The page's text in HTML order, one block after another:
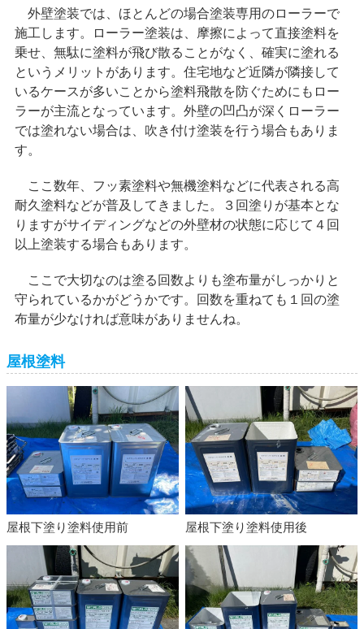
外壁塗装では、ほとんどの場合塗装専用のローラーで
施工します。ローラー塗装は、摩擦によって直接塗料を
乗せ、無駄に塗料が飛び散ることがなく、確実に塗れる
というメリットがあります。住宅地など近隣が隣接して
いるケースが多いことから塗料飛散を防ぐためにもロー
ラーが主流となっています。外壁の凹凸が深くローラー
では塗れない場合は、吹き付け塗装を行う場合もありま
す。
ここ数年、フッ素塗料や無機塗料などに代表される高
耐久塗料などが普及してきました。３回塗りが基本とな
りますがサイディングなどの外壁材の状態に応じて４回
以上塗装する場合もあります。
ここで大切なのは塗る回数よりも塗布量がしっかりと
守られているかがどうかです。回数を重ねても１回の塗
布量が少なければ意味がありませんね。
屋根塗料
屋根下塗り塗料使用前 屋根下塗り塗料使用後